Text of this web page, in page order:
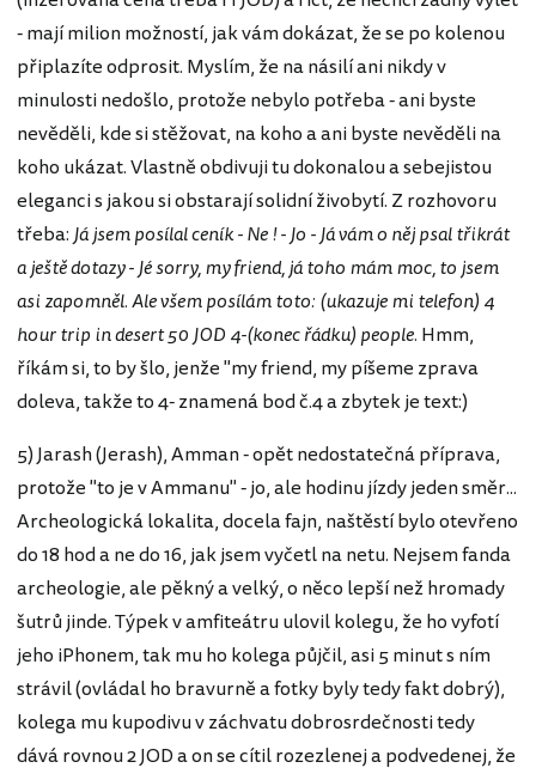
- mají milion možností, jak vám dokázat, že se po kolenou
připlazíte odprosit. Myslím, že na násilí ani nikdy v
minulosti nedošlo, protože nebylo potřeba - ani byste
nevěděli, kde si stěžovat, na koho a ani byste nevěděli na
koho ukázat. Vlastně obdivuji tu dokonalou a sebejistou
eleganci s jakou si obstarají solidní živobytí. Z rozhovoru
třeba:Já jsem posílal ceník - Ne ! - Jo - Já vám o něj psal třikrát
a ještě dotazy - Jé sorry, my friend, já toho mám moc, to jsem
asi zapomněl. Ale všem posílám toto: (ukazuje mi telefon) 4
hour trip in desert 50 JOD 4-(konec řádku) people. Hmm,
říkám si, to by šlo, jenže "my friend, my píšeme zprava
doleva, takže to 4- znamená bod č.4 a zbytek je text:)
5) Jarash (Jerash), Amman - opět nedostatečná příprava,
protože "to je v Ammanu" - jo, ale hodinu jízdy jeden směr...
Archeologická lokalita, docela fajn, naštěstí bylo otevřeno
do 18 hod a ne do 16, jak jsem vyčetl na netu. Nejsem fanda
archeologie, ale pěkný a velký, o něco lepší než hromady
šutrů jinde. Týpek v amfiteátru ulovil kolegu, že ho vyfotí
jeho iPhonem, tak mu ho kolega půjčil, asi 5 minut s ním
strávil (ovládal ho bravurně a fotky byly tedy fakt dobrý),
kolega mu kupodivu v záchvatu dobrosrdečnosti tedy
dává rovnou 2 JOD a on se cítil rozezlenej a podvedenej, že